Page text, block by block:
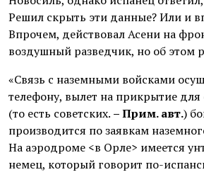
Решил скрыть эти данные? Или и
Впрочем, действовал Асени на
воздушный разведчик, но об этом
«Связь с наземными войсками
телефону, вылет на прикрытие
(то есть советских. – Прим. авт.)
производится по заявкам
На аэродроме <в Орле> имеется
немец, который говорит по-